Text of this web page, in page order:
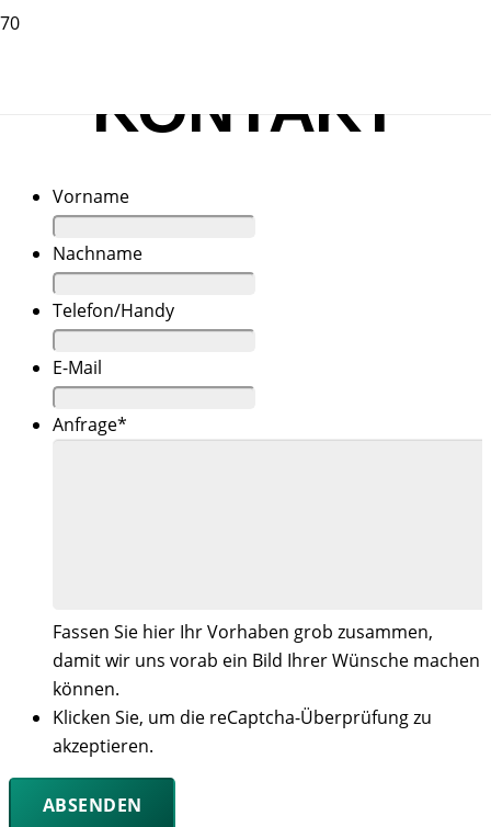
KONTAKT
Vorname
Nachname
Telefon/Handy
E-Mail
Anfrage*
Fassen Sie hier Ihr Vorhaben grob zusammen,
damit wir uns vorab ein Bild Ihrer Wünsche machen
können.
Klicken Sie, um die reCaptcha-Überprüfung zu
akzeptieren.